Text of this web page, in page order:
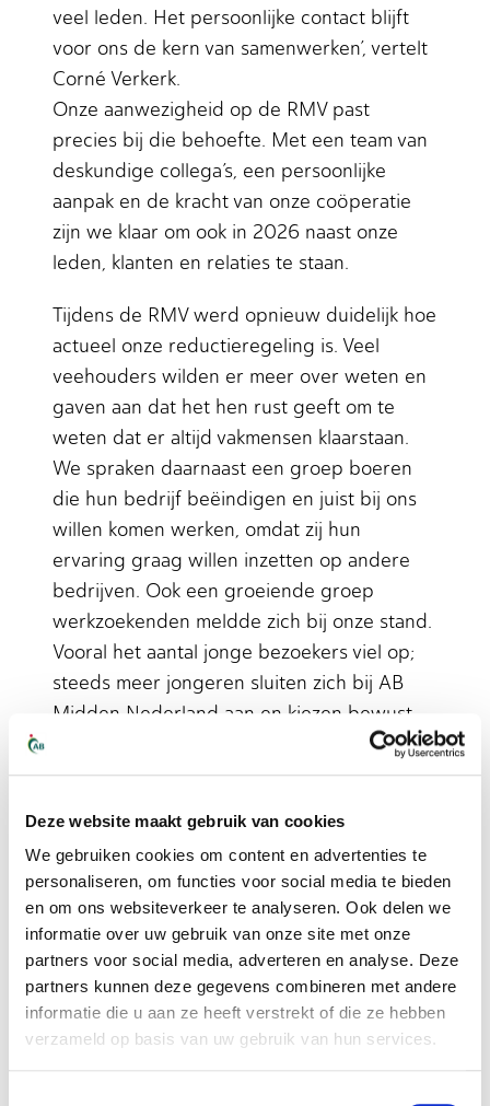
Deze website maakt gebruik van cookies
We gebruiken cookies om content en advertenties te
personaliseren, om functies voor social media te bieden
en om ons websiteverkeer te analyseren. Ook delen we
informatie over uw gebruik van onze site met onze
partners voor social media, adverteren en analyse. Deze
partners kunnen deze gegevens combineren met andere
informatie die u aan ze heeft verstrekt of die ze hebben
verzameld op basis van uw gebruik van hun services.
veel leden. Het persoonlijke contact blijft
voor ons de kern van samenwerken’, vertelt
Corné Verkerk.
Onze aanwezigheid op de RMV past
precies bij die behoefte. Met een team van
deskundige collega’s, een persoonlijke
aanpak en de kracht van onze coöperatie
zijn we klaar om ook in 2026 naast onze
leden, klanten en relaties te staan.
Tijdens de RMV werd opnieuw duidelijk hoe
actueel onze reductieregeling is. Veel
veehouders wilden er meer over weten en
gaven aan dat het hen rust geeft om te
weten dat er altijd vakmensen klaarstaan.
We spraken daarnaast een groep boeren
die hun bedrijf beëindigen en juist bij ons
willen komen werken, omdat zij hun
ervaring graag willen inzetten op andere
bedrijven. Ook een groeiende groep
werkzoekenden meldde zich bij onze stand.
Vooral het aantal jonge bezoekers viel op;
steeds meer jongeren sluiten zich bij AB
Midden Nederland aan en kiezen bewust
onze stand bezocht
Namens ons allemaal: bedankt voor jullie
komst. De gesprekken, vragen en
ontmoetingen maken deze beurs voor ons
waardevol en inspirerend.
Heb je ons gemist of wil je graag verder